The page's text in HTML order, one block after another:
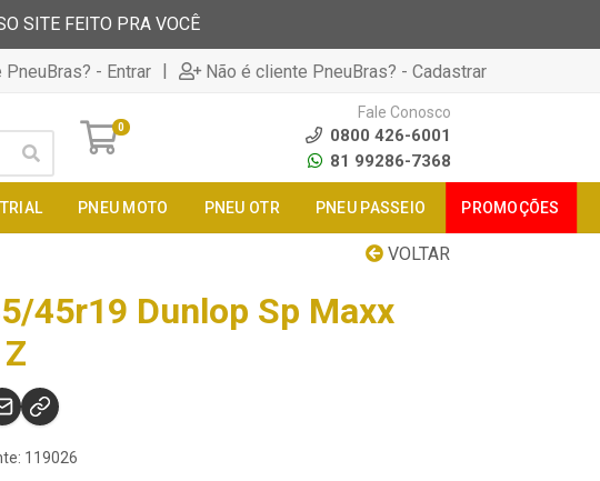
SITE FEITO PRA VOCÊ
- Entrar | Não é cliente PneuBras? - Cadastrar
0
Fale Conosco
0800 426-6001
81 99286-7368
PNEU MOTO PNEU OTR PNEU PASSEIO PROMOÇÕES
VOLTAR
45r19 Dunlop Sp Maxx
119026